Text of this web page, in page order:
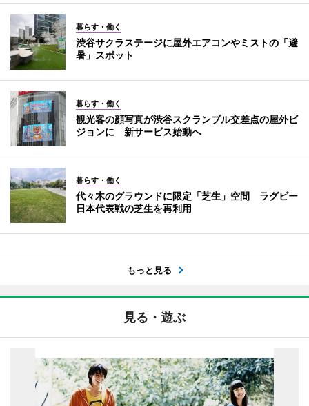
暮らす・働く
渋谷サクラステージに屋外エアコンやミストの「避
暑」スポット
暮らす・働く
観光客の顔写真が渋谷スクランブル交差点の屋外ビ
ジョンに 新サービス始動へ
暮らす・働く
代々木のグラウンドに限定「芝生」空間 ラグビー
日本代表戦の芝生を再利用
もっと見る
見る・遊ぶ